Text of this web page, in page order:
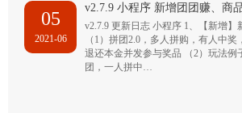
05
2021-06
v2.7.9 小程序 新增团团赚、商
v2.7.9 更新日志 小程序 1、【新增
（1）拼团2.0，多人拼购，有人中
退还本金并发参与奖品 （2）玩法例
团，一人拼中…